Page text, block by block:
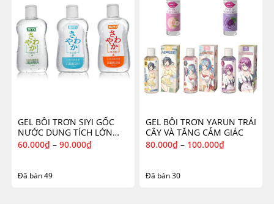
GEL BÔI TRƠN SIYI GỐC
NƯỚC DUNG TÍCH LỚN
215ML
60.000₫ – 90.000₫
Đã bán 49
GEL BÔI TRƠN YARUN TRÁI
CÂY VÀ TĂNG CẢM GIÁC
80.000₫ – 100.000₫
Đã bán 30